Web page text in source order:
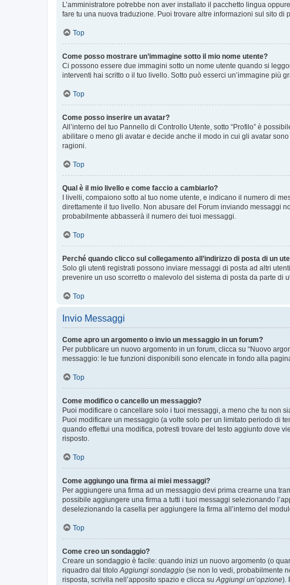
L’amministratore potrebbe non aver installato il pacchetto lingua
fare tu una nuova traduzione. Puoi trovare altre informazioni sul sito
Top
Come posso mostrare un’immagine sotto il mio nome utente?
Ci possono essere due immagini sotto un nome utente quando si
interventi hai scritto o il tuo livello. Sotto può esserci un’immagine più
Top
Come posso inserire un avatar?
All’interno del tuo Pannello di Controllo Utente, sotto “Profilo” è
abilitare o meno gli avatar e decide anche il modo in cui gli avatar
ragioni.
Top
Qual è il mio livello e come faccio a cambiarlo?
I livelli, compaiono sotto al tuo nome utente, e indicano il numero di
direttamente il tuo livello. Non abusare del Forum inviando messaggi
probabilmente abbasserà il numero dei tuoi messaggi.
Top
Perché quando clicco sul collegamento all’indirizzo di posta di un
Solo gli utenti registrati possono inviare messaggi di posta ad altri
prevenire un uso scorretto o malevolo del sistema di posta da parte di
Top
Invio Messaggi
Come apro un argomento o invio un messaggio in un forum?
Per pubblicare un nuovo argomento in un forum, clicca su “Nuovo
messaggio: le tue funzioni disponibili sono elencate in fondo alla
Top
Come modifico o cancello un messaggio?
Puoi modificare o cancellare solo i tuoi messaggi, a meno che tu non
Puoi modificare un messaggio (a volte solo per un limitato periodo di
quando effettui una modifica, potresti trovare del testo aggiunto dove
risposto.
Top
Come aggiungo una firma ai miei messaggi?
Per aggiungere una firma ad un messaggio devi prima crearne una
possibile aggiungere una firma a tutti i tuoi messaggi selezionando
deselezionando la casella per aggiungere la firma all’interno del
Top
Come creo un sondaggio?
Creare un sondaggio è facile: quando inizi un nuovo argomento (o
riquadro dal titoloAggiungi sondaggio (se non lo vedi, probabilmente
risposta, scrivila nell’apposito spazio e clicca suAggiungi un’opzione).